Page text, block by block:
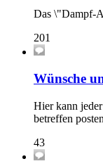
Das \"Dampf-
201
Wünsche
Hier kann
betreffen
43